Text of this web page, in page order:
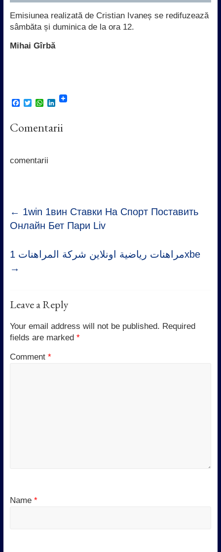
Emisiunea realizată de Cristian Ivaneș se redifuzează
sâmbăta și duminica de la ora 12.
Mihai Gîrbă
F
e
b
k
T
t
t
W
t
s
p
L
k
e
Comentarii
comentarii
← 1win 1вин Ставки На Спорт Поставить
Онлайн Бет Пари Liv
مراهنات رياضية اونلاين شركة المراهنات 1xbe
→
Leave a Reply
Your email address will not be published. Required
fields are marked *
Comment *
Name *